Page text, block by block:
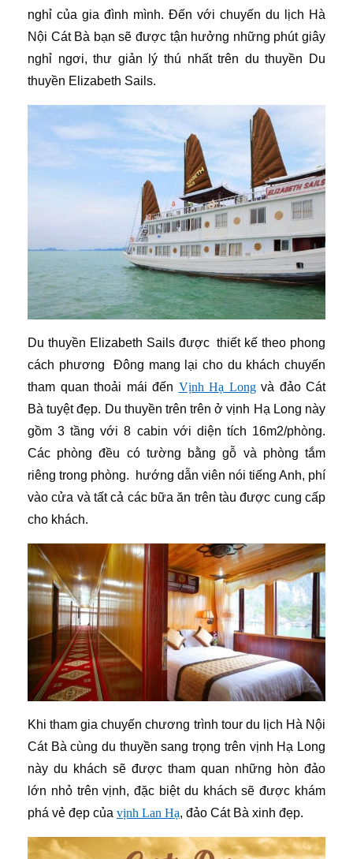
nghỉ của gia đình mình. Đến với chuyến du lịch Hà
Nội Cát Bà bạn sẽ được tận hưởng những phút giây
nghỉ ngơi, thư giản lý thú nhất trên du thuyền Du
thuyền Elizabeth Sails.
Du thuyền Elizabeth Sails được thiết kế theo phong
cách phương Đông mang lại cho du khách chuyến
tham quan thoải mái đến Vịnh Hạ Longvà đảo Cát
Bà tuyệt đẹp. Du thuyền trên trên ở vịnh Hạ Long này
gồm 3 tầng với 8 cabin với diện tích 16m2/phòng.
Các phòng đều có tường bằng gỗ và phòng tắm
riêng trong phòng. hướng dẫn viên nói tiếng Anh, phí
vào cửa và tất cả các bữa ăn trên tàu được cung cấp
cho khách.
Khi tham gia chuyến chương trình tour du lịch Hà Nội
Cát Bà cùng du thuyền sang trọng trên vịnh Hạ Long
này du khách sẽ được tham quan những hòn đảo
lớn nhỏ trên vịnh, đặc biệt du khách sẽ được khám
phá vẻ đẹp của vịnh Lan Hạ, đảo Cát Bà xinh đẹp.